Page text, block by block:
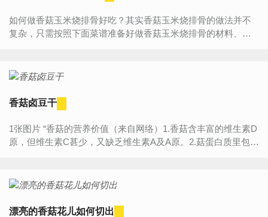
如何做香菇玉米烧排骨好吃？其实香菇玉米烧排骨的做法并不
复杂，只需按照下面菜谱准备好做香菇玉米烧排骨的材料、器
香菇卤豆干
1张图片 “香菇的营养价值（来自网络）1.香菇含丰富的维生素D
原，但维生素C甚少，又缺乏维生素A及A原。2.菇蛋白质里包含
漂亮的香菇花儿如何切出